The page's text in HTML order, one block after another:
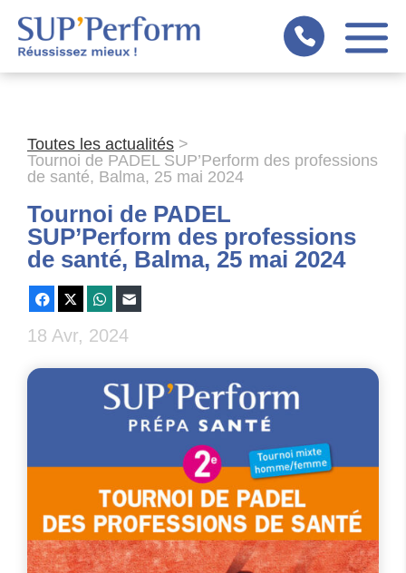
Toutes les actualités >
Tournoi de PADEL SUP’Perform des professions
de santé, Balma, 25 mai 2024
Tournoi de PADEL
SUP’Perform des professions
de santé, Balma, 25 mai 2024
Facebook WhatsApp
18 Avr, 2024